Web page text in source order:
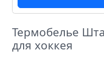
Термобелье
для хоккея